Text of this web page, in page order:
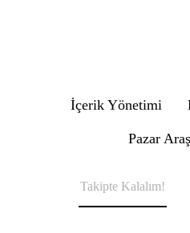
İçerik Yönetimi
Pazar